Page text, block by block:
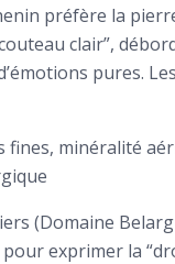
préfère la
clair”,
pures.
fines, minéralité
(Domaine
exprimer la